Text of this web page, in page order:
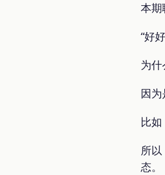
本期
“好
为什
因为
比如
所
态。